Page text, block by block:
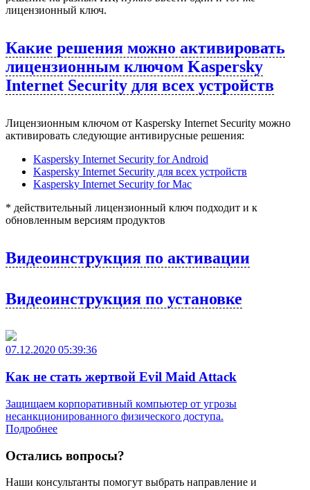
лицензионный ключ.
Какие решения можно активировать
лицензионным ключом Kaspersky
Internet Security для всех устройств
Лицензионным ключом от Kaspersky Internet Security можно
активировать следующие антивирусные решения:
Kaspersky Internet Security for Android
Kaspersky Internet Security для всех устройств
Kaspersky Internet Security for Мас
* действительный лицензионный ключ подходит и к
обновленным версиям продуктов
Видеоинструкция по активации
Видеоинструкция по установке
07.12.2020 05:39:36
Как не стать жертвой Evil Maid Attack
Защищаем корпоративный компьютер от угрозы
несанкционированного физического доступа.
Подробнее
Остались вопросы?
Наши консультанты помогут выбрать направление и